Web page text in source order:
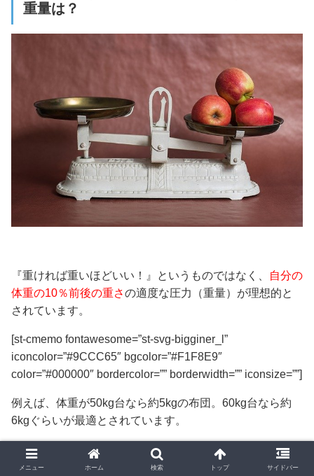
重量は？
『重ければ重いほどいい！』というものではなく、
自分の
体重の10％前後の重さの適度な圧力（重量）が理想的と
されています。
[st-cmemo fontawesome=”st-svg-bigginer_l”
iconcolor=”#9CCC65″ bgcolor=”#F1F8E9″
color=”#000000″ bordercolor=”” borderwidth=”” iconsize=””]
例えば、体重が50kg台なら約5kgの布団。60kg台なら約
6kgぐらいが最適とされています。
[/st-cmemo]
メニュー ホーム 検索 トップ サイドバー